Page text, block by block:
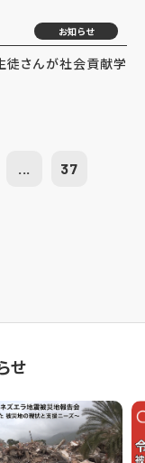
お知らせ
徒さんが社会貢献学
... 37
せ